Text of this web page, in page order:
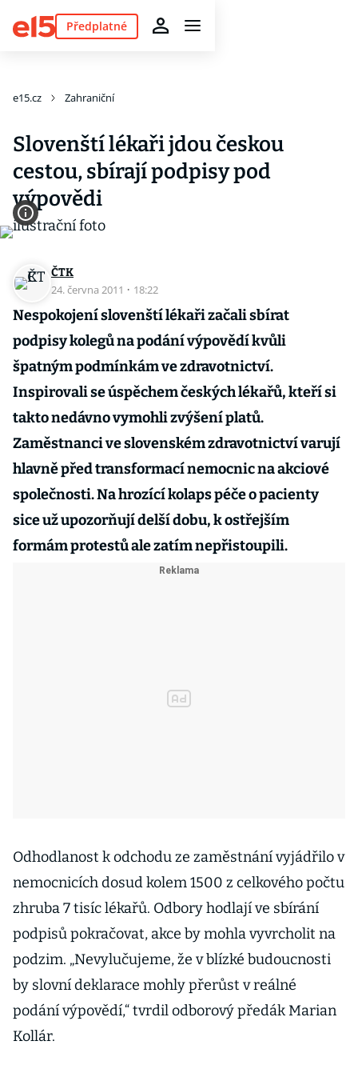
Předplatné
e15.cz Zahraniční
Slovenští lékaři jdou českou
cestou, sbírají podpisy pod
výpovědi
ČTK
24. června 2011 · 18:22
Nespokojení slovenští lékaři začali sbírat
podpisy kolegů na podání výpovědí kvůli
špatným podmínkám ve zdravotnictví.
Inspirovali se úspěchem českých lékařů, kteří si
takto nedávno vymohli zvýšení platů.
Zaměstnanci ve slovenském zdravotnictví varují
hlavně před transformací nemocnic na akciové
společnosti. Na hrozící kolaps péče o pacienty
sice už upozorňují delší dobu, k ostřejším
formám protestů ale zatím nepřistoupili.
Odhodlanost k odchodu ze zaměstnání vyjádřilo v
nemocnicích dosud kolem 1500 z celkového počtu
zhruba 7 tisíc lékařů. Odbory hodlají ve sbírání
podpisů pokračovat, akce by mohla vyvrcholit na
podzim. „Nevylučujeme, že v blízké budoucnosti
by slovní deklarace mohly přerůst v reálné
podání výpovědí,“ tvrdil odborový předák Marian
Kollár.